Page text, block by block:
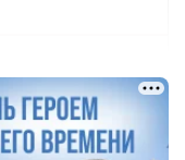
дня: от «Мы»
«Градусы»